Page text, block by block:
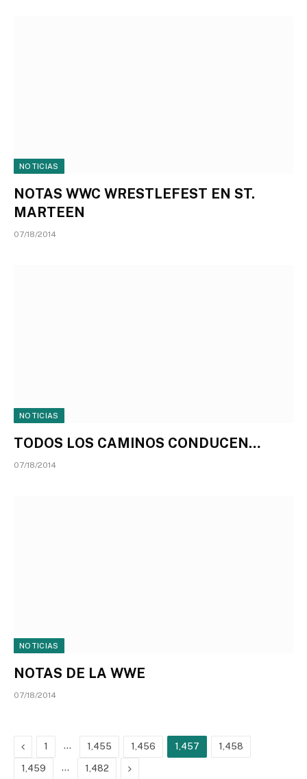
NOTICIAS
NOTAS WWC WRESTLEFEST EN ST.
MARTEEN
07/18/2014
NOTICIAS
TODOS LOS CAMINOS CONDUCEN…
07/18/2014
NOTICIAS
NOTAS DE LA WWE
07/18/2014
Previous
1 … 1,455 1,456 1,457 1,458
1,459 … 1,482 Next